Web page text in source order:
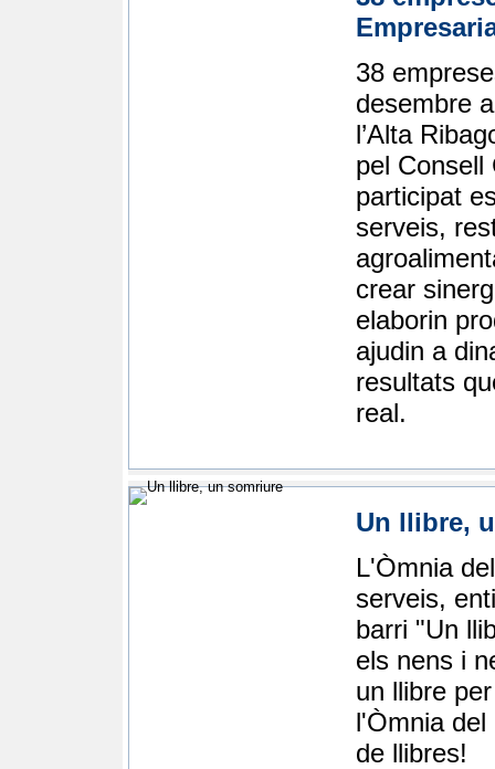
38
desembre
l’Alta
pel Consell
participat
serveis,
crear
elaborin
ajudin a
resultats
real.
Un llibre,
L'Òmnia
serveis,
barri "Un
els nens i
un llibre
l'Òmnia
de llibres!